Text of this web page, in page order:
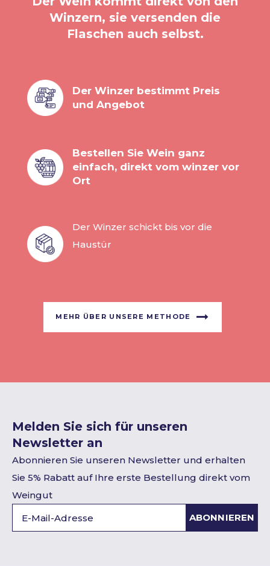
Winzern, sie versenden die
Flaschen auch selbst.
Der Winzer bestimmt Preis
und Angebot
Bestellen Sie Wein ganz
einfach, direkt vom winzer vor
Ort
Der Winzer schickt bis vor die
Haustür
MEHR ÜBER UNSERE METHODE
Melden Sie sich für unseren
Newsletter an
Abonnieren Sie unseren Newsletter und erhalten
Sie 5% Rabatt auf Ihre erste Bestellung direkt vom
Weingut
ABONNIEREN